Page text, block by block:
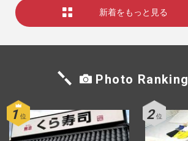
新着をもっと見る
Photo Ranking